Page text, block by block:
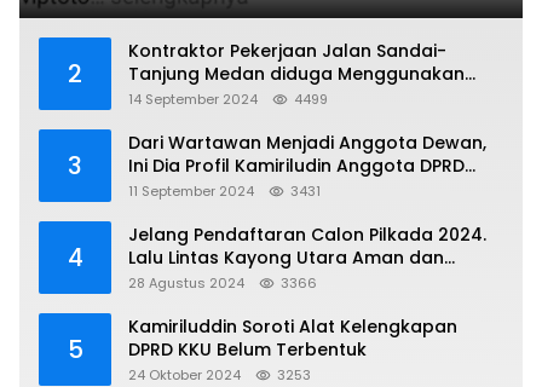
2
Kontraktor Pekerjaan Jalan Sandai-
Tanjung Medan diduga Menggunakan
Matrial Tanah tak Berizin Resmi
14 September 2024 4499
3
Dari Wartawan Menjadi Anggota Dewan,
Ini Dia Profil Kamiriludin Anggota DPRD
Dapil 1 KKU
11 September 2024 3431
4
Jelang Pendaftaran Calon Pilkada 2024.
Lalu Lintas Kayong Utara Aman dan
Kondusif
28 Agustus 2024 3366
5
Kamiriluddin Soroti Alat Kelengkapan
DPRD KKU Belum Terbentuk
24 Oktober 2024 3253